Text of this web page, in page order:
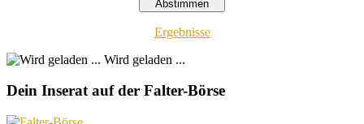
Ergebnisse
Wird geladen ...
Dein Inserat auf der Falter-Börse